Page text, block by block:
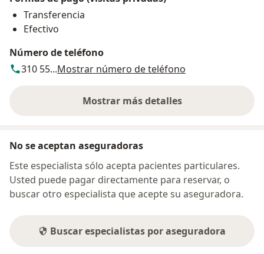
Transferencia
Efectivo
Número de teléfono
310 55...Mostrar número de teléfono
Mostrar más detalles
sobre la dirección
No se aceptan aseguradoras
Este especialista sólo acepta pacientes particulares.
Usted puede pagar directamente para reservar, o
buscar otro especialista que acepte su aseguradora.
Buscar especialistas por aseguradora